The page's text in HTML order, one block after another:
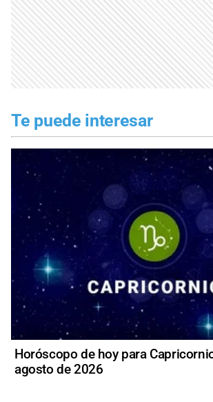
Te puede interesar
Horóscopo de hoy para
agosto de 2026